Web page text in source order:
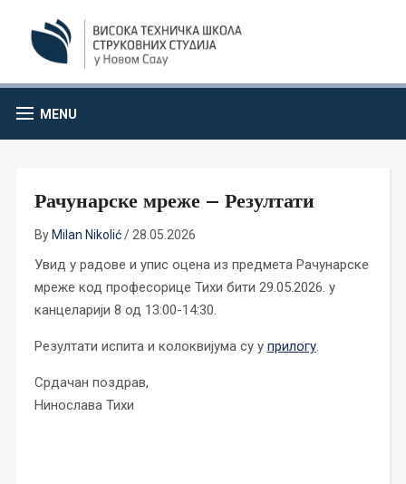
MENU
Рачунарске мреже – Резултати
By Milan Nikolić/ 28.05.2026
Увид у радове и упис оцена из предмета Рачунарске
мреже код професорице Тихи бити 29.05.2026. у
канцеларији 8 од 13:00-14:30.
Резултати испита и колоквијума су у прилогу.
Срдачан поздрав,
Нинослава Тихи